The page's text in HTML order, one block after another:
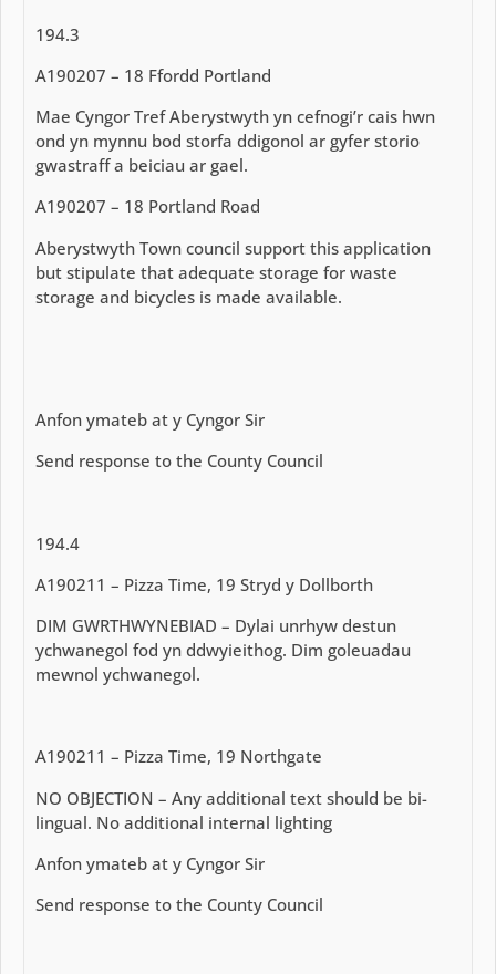
194.3
A190207 – 18 Ffordd Portland
Mae Cyngor Tref Aberystwyth yn cefnogi’r cais hwn
ond yn mynnu bod storfa ddigonol ar gyfer storio
gwastraff a beiciau ar gael.
A190207 – 18 Portland Road
Aberystwyth Town council support this application
but stipulate that adequate storage for waste
storage and bicycles is made available.
Anfon ymateb at y Cyngor Sir
Send response to the County Council
194.4
A190211 – Pizza Time, 19 Stryd y Dollborth
DIM GWRTHWYNEBIAD – Dylai unrhyw destun
ychwanegol fod yn ddwyieithog. Dim goleuadau
mewnol ychwanegol.
A190211 – Pizza Time, 19 Northgate
NO OBJECTION – Any additional text should be bi-
lingual. No additional internal lighting
Anfon ymateb at y Cyngor Sir
Send response to the County Council